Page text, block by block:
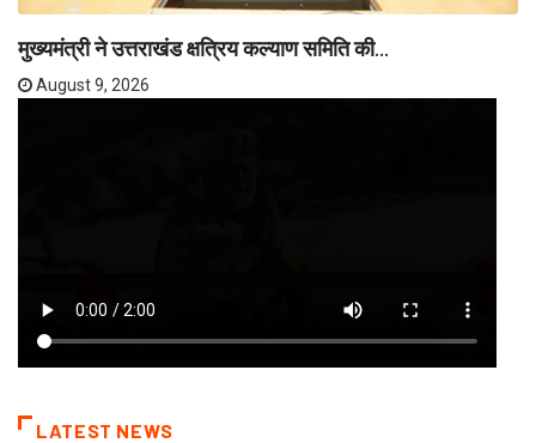
मुख्यमंत्री ने उत्तराखंड क्षत्रिय कल्याण समिति की...
August 9, 2026
LATEST NEWS